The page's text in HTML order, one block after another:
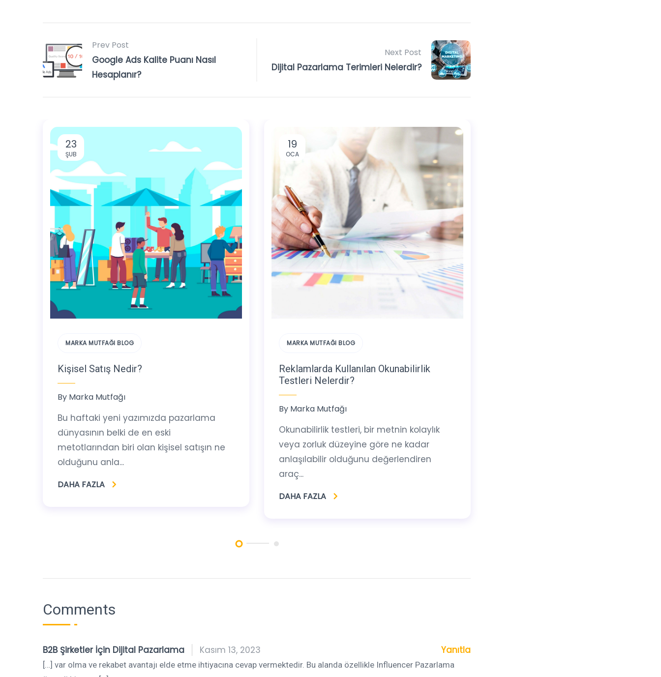
Prev Post
Google Ads Kalite Puanı Nasıl
Hesaplanır?
Next Post
Dijital Pazarlama Terimleri Nelerdir?
23
ŞUB
MARKA MUTFAĞI BLOG
Kişisel Satış Nedir?
By Marka Mutfağı
Bu haftaki yeni yazımızda pazarlama
dünyasının belki de en eski
metotlarından biri olan kişisel satışın ne
olduğunu anla...
DAHA FAZLA
19
OCA
MARKA MUTFAĞI BLOG
Reklamlarda Kullanılan Okunabilirlik
Testleri Nelerdir?
By Marka Mutfağı
Okunabilirlik testleri, bir metnin kolaylık
veya zorluk düzeyine göre ne kadar
anlaşılabilir olduğunu değerlendiren
araç...
DAHA FAZLA
Comments
B2B Şirketler İçin Dijital Pazarlama Kasım 13, 2023 Yanıtla
[…] var olma ve rekabet avantajı elde etme ihtiyacına cevap vermektedir. Bu alanda özellikle Influencer Pazarlama